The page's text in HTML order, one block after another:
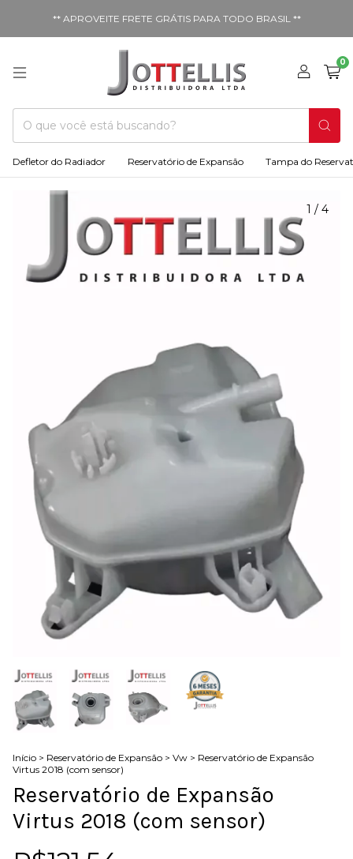
** APROVEITE FRETE GRÁTIS PARA TODO BRASIL **
0
Defletor do Radiador Reservatório de Expansão Tampa do
1 / 4
Início > Reservatório de Expansão > Vw > Reservatório de Expansão
Virtus 2018 (com sensor)
Reservatório de Expansão
Virtus 2018 (com sensor)